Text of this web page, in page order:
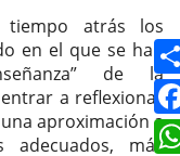
tiempo atrás los
en el que se han
de la
a reflexionar
aproximación a
adecuados, más